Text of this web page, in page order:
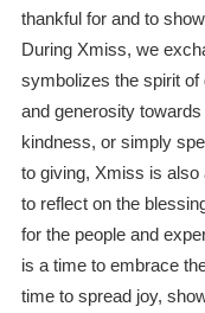
thankful for and to
During Xmiss, we
symbolizes the spirit
and generosity
kindness, or simply
to giving, Xmiss is also
to reflect on the
for the people and
is a time to embrace
time to spread joy,